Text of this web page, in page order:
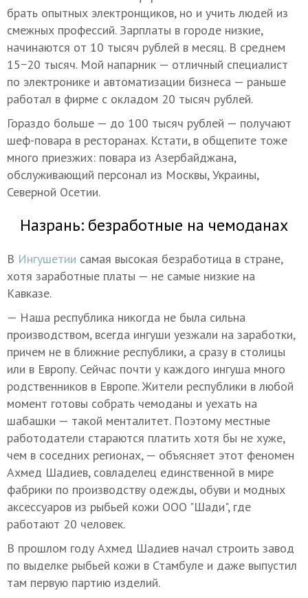
брать опытных электронщиков, но и учить людей из
смежных профессий. Зарплаты в городе низкие,
начинаются от 10 тысяч рублей в месяц. В среднем
15−20 тысяч. Мой напарник — отличный специалист
по электронике и автоматизации бизнеса — раньше
работал в фирме с окладом 20 тысяч рублей.
Гораздо больше — до 100 тысяч рублей — получают
шеф-повара в ресторанах. Кстати, в общепите тоже
много приезжих: повара из Азербайджана,
обслуживающий персонал из Москвы, Украины,
Северной Осетии.
Назрань: безработные на чемоданах
В Ингушетии самая высокая безработица в стране,
хотя заработные платы — не самые низкие на
Кавказе.
— Наша республика никогда не была сильна
производством, всегда ингуши уезжали на заработки,
причем не в ближние республики, а сразу в столицы
или в Европу. Сейчас почти у каждого ингуша много
родственников в Европе. Жители республики в любой
момент готовы собрать чемоданы и уехать на
шабашки — такой менталитет. Поэтому местные
работодатели стараются платить хотя бы не хуже,
чем в соседних регионах, — объясняет этот феномен
Ахмед Шадиев, совладелец единственной в мире
фабрики по производству одежды, обуви и модных
аксессуаров из рыбьей кожи ООО "Шади", где
работают 20 человек.
В прошлом году Ахмед Шадиев начал строить завод
по выделке рыбьей кожи в Стамбуле и даже выпустил
там первую партию изделий.